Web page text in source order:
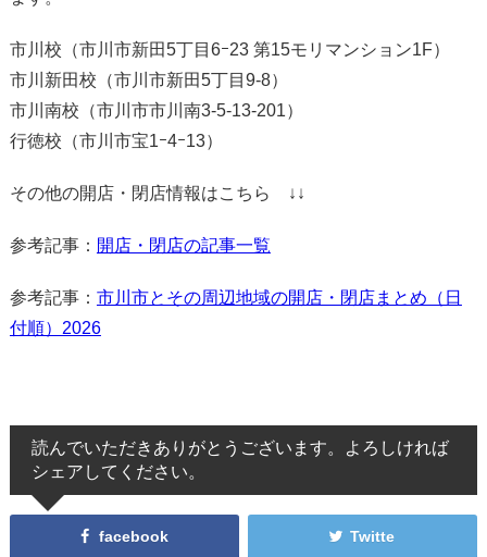
市川校（市川市新田5丁目6ｰ23 第15モリマンション1F）
市川新田校（市川市新田5丁目9-8）
市川南校（市川市市川南3-5-13-201）
行徳校（市川市宝1ｰ4ｰ13）
その他の開店・閉店情報はこちら ↓↓
参考記事： 開店・閉店の記事一覧
参考記事： 市川市とその周辺地域の開店・閉店まとめ（日
付順）2026
読んでいただきありがとうございます。よろしければ
シェアしてください。
facebook Twitte